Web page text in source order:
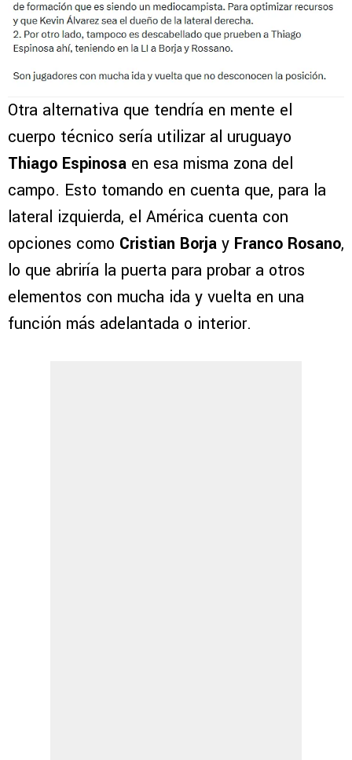
Otra alternativa que tendría en mente el
cuerpo técnico sería utilizar al uruguayo
Thiago Espinosa en esa misma zona del
campo. Esto tomando en cuenta que, para la
lateral izquierda, el América cuenta con
opciones como Cristian Borja y Franco Rosano,
lo que abriría la puerta para probar a otros
elementos con mucha ida y vuelta en una
función más adelantada o interior.